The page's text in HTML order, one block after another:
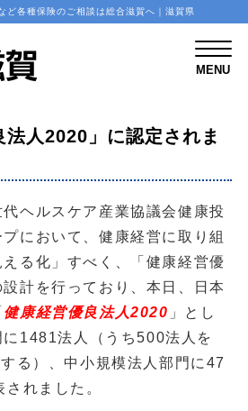
ど各種保険のご相談は総合滋賀へ｜滋賀県
M
E
N
MENU
法人2020」に認定されま
ヘルスケア産業協議会健康投
において、健康経営に取り組
る化」すべく、「健康経営優
計を行っており、本日、日本
健康経営優良法人2020 」とし
1481法人（うち500法人を
る）、中小規模法人部門に47
れました。